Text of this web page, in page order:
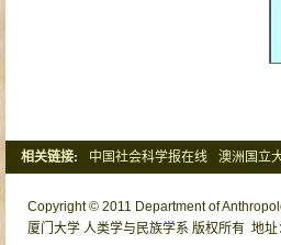
相关链接: 中国社会科学报在线 澳洲国立
Copyright © 2011 Department of
厦门大学 人类学与民族学系 版权所有 地